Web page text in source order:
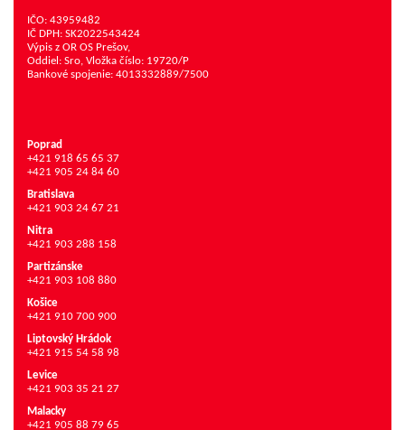
IČO: 43959482
IČ DPH: SK2022543424
Výpis z OR OS Prešov,
Oddiel: Sro, Vložka číslo: 19720/P
Bankové spojenie: 4013332889/7500
Poprad
+421 918 65 65 37
+421 905 24 84 60
Bratislava
+421 903 24 67 21
Nitra
+421 903 288 158
Partizánske
+421 903 108 880
Košice
+421 910 700 900
Liptovský Hrádok
+421 915 54 58 98
Levice
+421 903 35 21 27
Malacky
+421 905 88 79 65